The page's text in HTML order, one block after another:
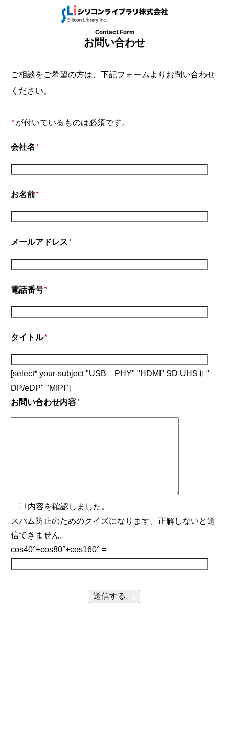
Contact Form
お問い合わせ
ご相談をご希望の方は、下記フォームよりお問い合わせ
ください。
* が付いているものは必須です。
会社名 *
お名前*
メールアドレス *
電話番号*
タイトル*
[select* your-subject "USB PHY" "HDMI" SD UHSⅡ"
DP/eDP" "MIPI"]
お問い合わせ内容*
内容を確認しました。
スパム防止のためのクイズになります。正解しないと送
信できません。
cos40°+cos80°+cos160° =
送信する